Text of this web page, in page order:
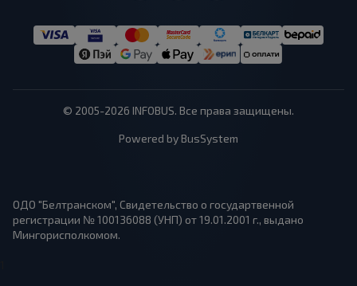
© 2005-2026 INFOBUS. Все права защищены.
Powered by BusSystem
ОДО "Белтранском", Свидетельство о государтвенной
регистрации № 100136088 (УНП) от 19.01.2001 г., выдано
Мингорисполкомом.